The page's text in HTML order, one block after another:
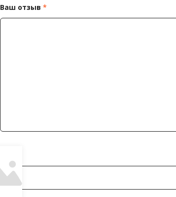
Ваш отзыв *